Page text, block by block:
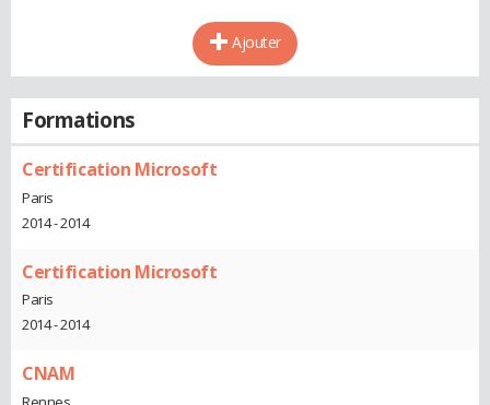
Ajouter
Formations
Certification Microsoft
Paris
2014 - 2014
Certification Microsoft
Paris
2014 - 2014
CNAM